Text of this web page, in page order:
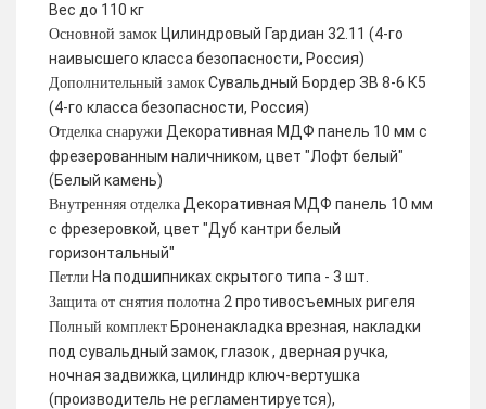
Вес до 110 кг
Основной замок Цилиндровый Гардиан 32.11 (4-го
наивысшего класса безопасности, Россия)
Дополнительный замок Сувальдный Бордер ЗВ 8-6 К5
(4-го класса безопасности, Россия)
Отделка снаружи Декоративная МДФ панель 10 мм с
фрезерованным наличником, цвет "Лофт белый"
(Белый камень)
Внутренняя отделка Декоративная МДФ панель 10 мм
с фрезеровкой, цвет "Дуб кантри белый
горизонтальный"
Петли На подшипниках скрытого типа - 3 шт.
Защита от снятия полотна 2 противосъемных ригеля
Полный комплект Броненакладка врезная, накладки
под сувальдный замок, глазок , дверная ручка,
ночная задвижка, цилиндр ключ-вертушка
(производитель не регламентируется),